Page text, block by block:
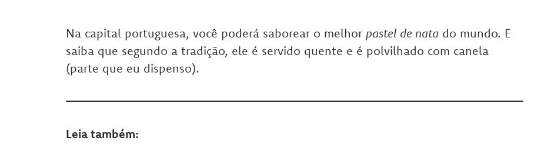
Na capital portuguesa, você poderá saborear o melhor pastel de nata do mundo. E
saiba que segundo a tradição, ele é servido quente e é polvilhado com canela
(parte que eu dispenso).
Leia também: